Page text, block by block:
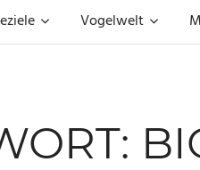
Vogelwelt